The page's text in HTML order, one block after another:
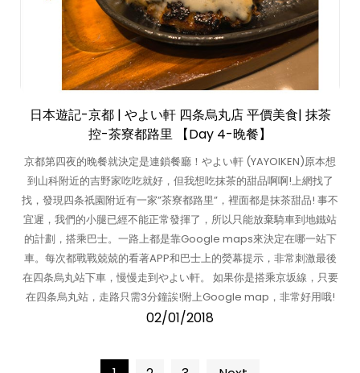
日本遊記-京都 | やよい軒 四条烏丸店 平價美食| 抹茶
控-茶寮都路里 【Day 4-晚餐】
京都第四夜的晚餐就決定是連鎖餐廳！やよい軒 (YAYOIKEN)原本想
到山科附近的吉野家吃吃就好，但我想吃抹茶的甜品啊啊!上網找了
找，發現四条祇園附近有一家”茶寮都路里”，裡面都是抹茶甜品! 事不
宜遲，我們的小腿已經不能正常發揮了，所以只能放棄騎車到地鐵站
的計劃，搭乘巴士。一路上都是靠Google maps來決定在哪一站下
車。每次都戰戰兢兢的看著APP和巴士上的熒幕提示，非常刺激最後
在四条烏丸站下車，慢慢走到やよい軒。 如果你是搭乘京坂線，只要
在四条烏丸站，走路只需3分鐘誒!附上Google map，非常好用哦!
02/01/2018